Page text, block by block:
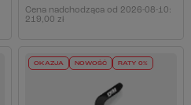
Cena nadchodząca od 2026-08-10:
219,00 zł
OKAZJA NOWOŚĆ RATY 0%